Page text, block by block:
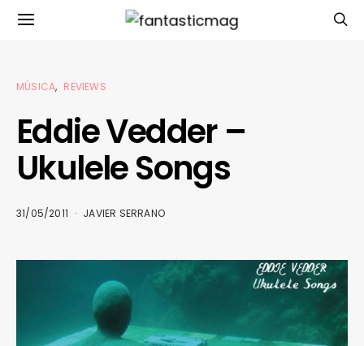
MÚSICA REVIEWS
Eddie Vedder –
Ukulele Songs
31/05/2011 JAVIER SERRANO